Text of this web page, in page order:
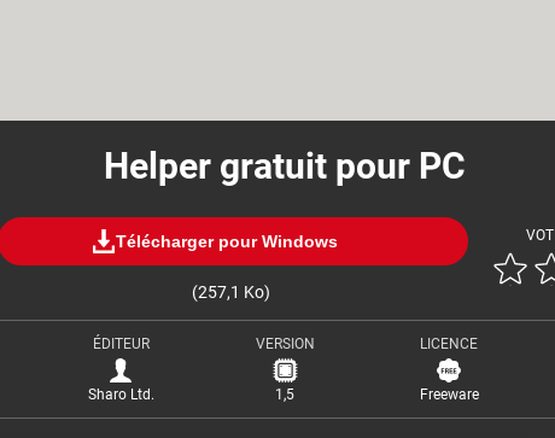
Helper gratuit pour PC
Télécharger pour Windows
(257,1 Ko)
ÉDITEUR
Sharo Ltd.
VERSION
1,5
LICENCE
Freeware